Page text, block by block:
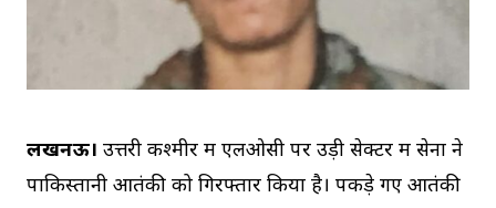
लखनऊ। उत्तरी कश्मीर में एलओसी पर उड़ी सेक्टर में सेना ने
पाकिस्तानी आतंकी को गिरफ्तार किया है। पकड़े गए आतंकी